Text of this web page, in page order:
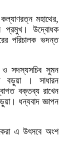
মহাথের,
প্রমুখ। উদ্বোধক
পরিচালক ভদন্ত
ও সদস্যসচিব সুমন
বড়ুয়া । সাধারন
বক্তব্য রাখেন
ধন্যবাদ জ্ঞাপন
এ উৎসবে অংশ